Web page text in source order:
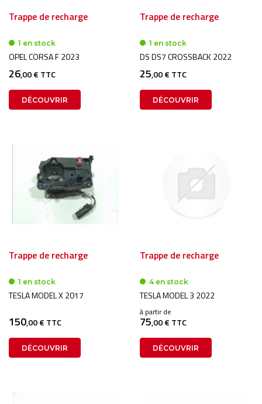
Trappe de recharge
1 en stock
OPEL CORSA F 2023
26,00 € TTC
DÉCOUVRIR
Trappe de recharge
1 en stock
DS DS7 CROSSBACK 2022
25,00 € TTC
DÉCOUVRIR
Trappe de recharge
1 en stock
TESLA MODEL X 2017
150,00 € TTC
DÉCOUVRIR
Trappe de recharge
4 en stock
TESLA MODEL 3 2022
à partir de
75,00 € TTC
DÉCOUVRIR